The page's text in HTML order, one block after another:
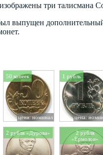
три талисмана
выпущен
50 копеек
цена: номинал
1 рубль
цена:
2 рубля «Дурова»
2 рубля
«Ермолов»